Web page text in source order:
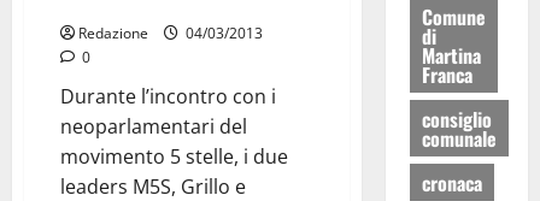
Redazione
04/03/2013
0
Durante l’incontro con i
neoparlamentari del
movimento 5 stelle, i due
leaders M5S, Grillo e
Comune
di
Martina
Franca
consiglio
comunale
cronaca